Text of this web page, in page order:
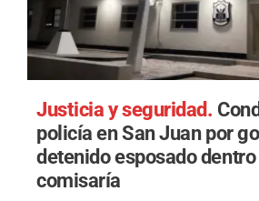
Justicia y seguridad.
policía en San Juan por
detenido esposado dentro
comisaría